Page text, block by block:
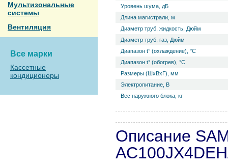
Мультизональные
системы
Вентиляция
Все марки
Кассетные
кондиционеры
Уровень ш­ума, дБ
Длина магистрали, м
Диаметр труб, жидкость, Дюйм
Диаметр труб, газ, Дюйм
Диапазон t° (охлаждение), °С
Диапазон t° (обогрев), °С
Размеры (ШхВхГ), мм
Электропитание, В
Вес наружного блока, кг
Описание